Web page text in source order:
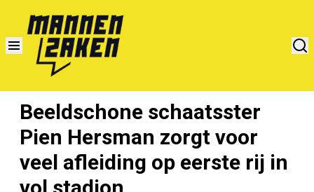
Beeldschone schaatsster
Pien Hersman zorgt voor
veel afleiding op eerste rij in
vol stadion